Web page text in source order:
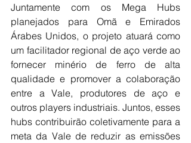
Juntamente com os Mega Hubs
planejados para Omã e Emirados
Árabes Unidos, o projeto atuará como
um facilitador regional de aço verde ao
fornecer minério de ferro de alta
qualidade e promover a colaboração
entre a Vale, produtores de aço e
outros players industriais. Juntos, esses
hubs contribuirão coletivamente para a
meta da Vale de reduzir as emissões